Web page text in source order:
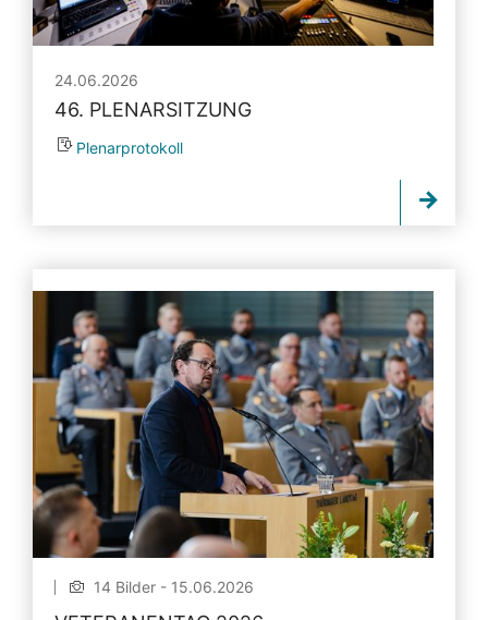
24.06.2026
46. PLENARSITZUNG
Plenarprotokoll
14 Bilder - 15.06.2026